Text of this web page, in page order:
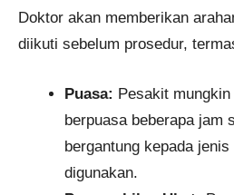
Doktor akan memberikan
diikuti sebelum prosedur,
Puasa: Pesakit
berpuasa beberapa jam
bergantung kepada
digunakan.